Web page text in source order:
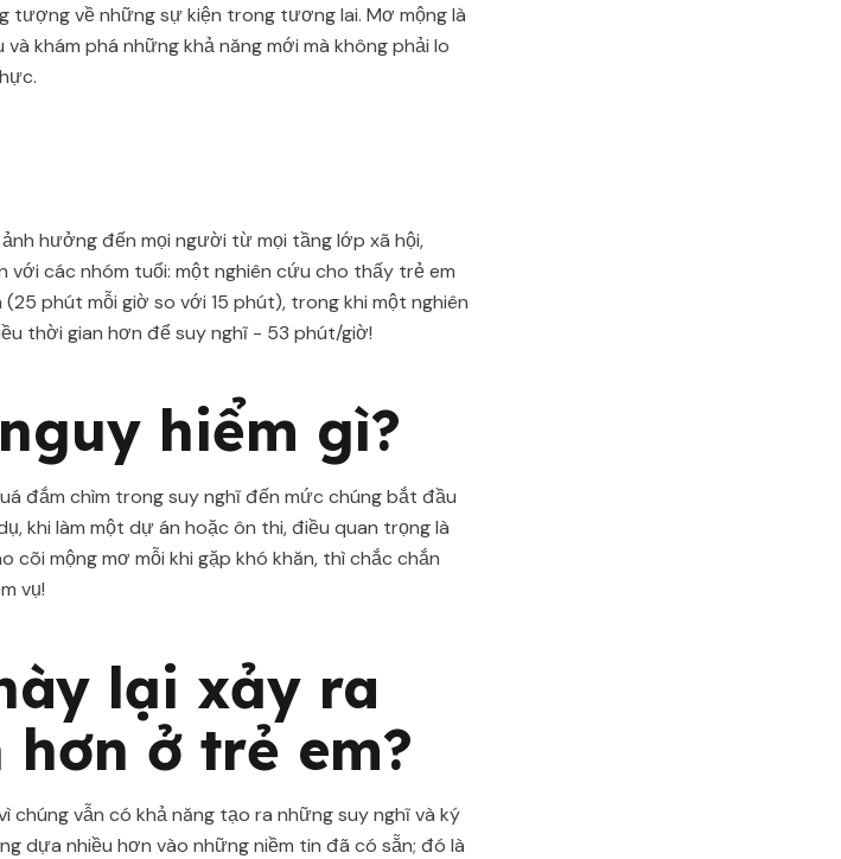
về những sự kiện trong tương lai. Mơ mộng là
khám phá những khả năng mới mà không phải lo
hưởng đến mọi người từ mọi tầng lớp xã hội,
các nhóm tuổi: một nghiên cứu cho thấy trẻ em
phút mỗi giờ so với 15 phút), trong khi một nghiên
thời gian hơn để suy nghĩ - 53 phút/giờ!
hiểm gì?
đắm chìm trong suy nghĩ đến mức chúng bắt đầu
khi làm một dự án hoặc ôn thi, điều quan trọng là
mộng mơ mỗi khi gặp khó khăn, thì chắc chắn
vụ!
lại xảy ra
ở trẻ em?
vẫn có khả năng tạo ra những suy nghĩ và ký
dựa nhiều hơn vào những niềm tin đã có sẵn; đó là